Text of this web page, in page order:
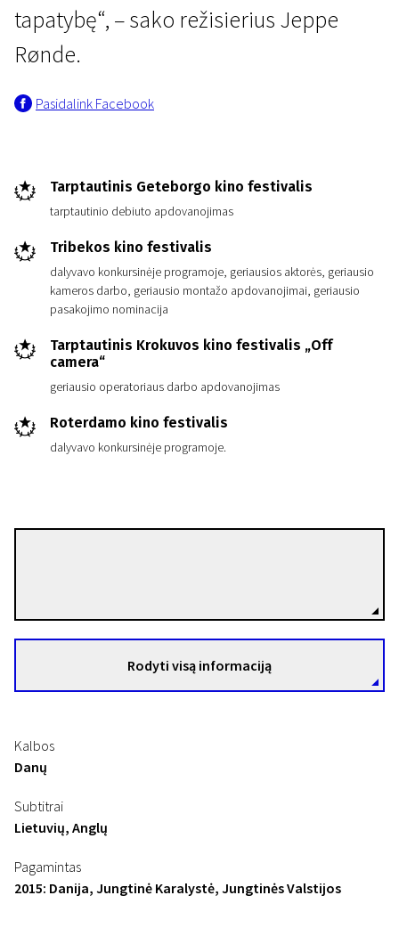
tapatybę“, – sako režisierius Jeppe
Rønde.
Pasidalink Facebook
Tarptautinis Geteborgo kino festivalis
tarptautinio debiuto apdovanojimas
Tribekos kino festivalis
dalyvavo konkursinėje programoje, geriausios aktorės, geriausio
kameros darbo, geriausio montažo apdovanojimai, geriausio
pasakojimo nominacija
Tarptautinis Krokuvos kino festivalis „Off
camera“
geriausio operatoriaus darbo apdovanojimas
Roterdamo kino festivalis
dalyvavo konkursinėje programoje.
Rodyti visą informaciją
Kalbos
Danų
Subtitrai
Lietuvių, Anglų
Pagamintas
2015: Danija, Jungtinė Karalystė, Jungtinės Valstijos